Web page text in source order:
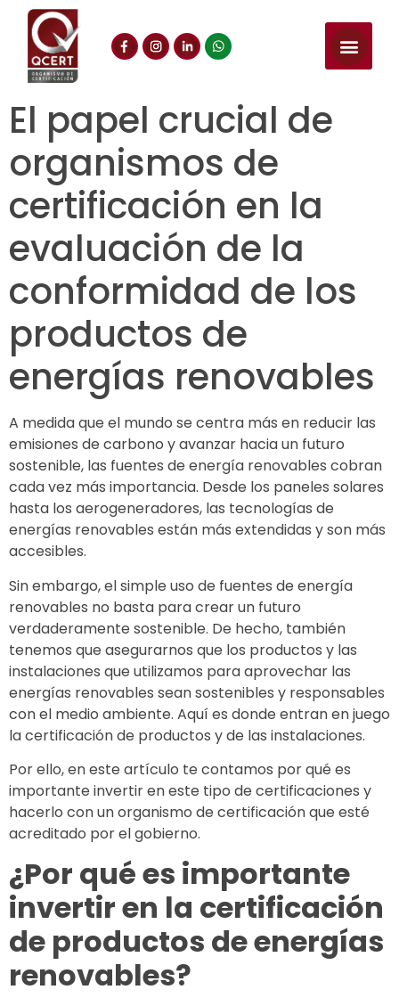
El papel crucial de
organismos de
certificación en la
evaluación de la
conformidad de los
productos de
energías renovables
A medida que el mundo se centra más en reducir las
emisiones de carbono y avanzar hacia un futuro
sostenible, las fuentes de energía renovables cobran
cada vez más importancia. Desde los paneles solares
hasta los aerogeneradores, las tecnologías de
energías renovables están más extendidas y son más
accesibles.
Sin embargo, el simple uso de fuentes de energía
renovables no basta para crear un futuro
verdaderamente sostenible. De hecho, también
tenemos que asegurarnos que los productos y las
instalaciones que utilizamos para aprovechar las
energías renovables sean sostenibles y responsables
con el medio ambiente. Aquí es donde entran en juego
la certificación de productos y de las instalaciones.
Por ello, en este artículo te contamos por qué es
importante invertir en este tipo de certificaciones y
hacerlo con un organismo de certificación que esté
acreditado por el gobierno.
¿Por qué es importante
invertir en la certificación
de productos de energías
renovables?